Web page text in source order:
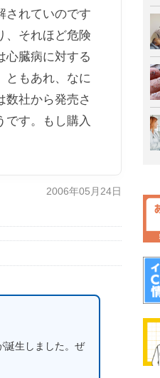
されていのです
、それほど危険
心臓病に対する
もあれ、なに
数社から発売さ
です。もし購入
2006年05月24日
誕生しました。ぜ